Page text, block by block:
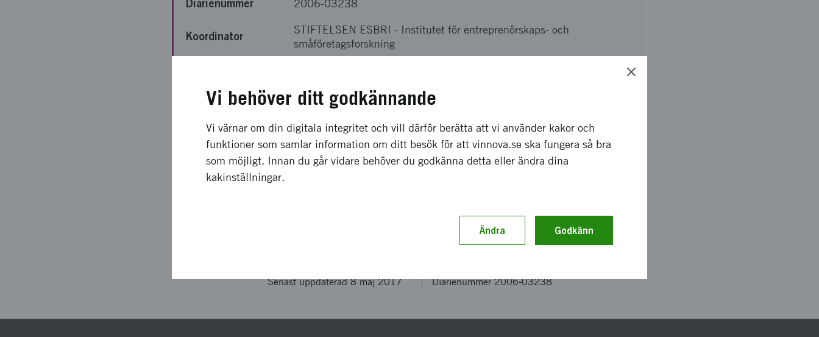
Diarienummer 2006-03238
Koordinator STIFTELSEN ESBRI - Institutet för entreprenörskaps- och
småföretagsforskning
oktober 2006
Status Avslutat
Externa länkar
Senast uppdaterad 8 maj 2017 Diarienummer 2006-03238
Vi behöver ditt godkännande
Vi värnar om din digitala integritet och vill därför berätta att vi använder kakor och
funktioner som samlar information om ditt besök för att vinnova.se ska fungera så bra
som möjligt. Innan du går vidare behöver du godkänna detta eller ändra dina
kakinställningar.
Ändra Godkänn